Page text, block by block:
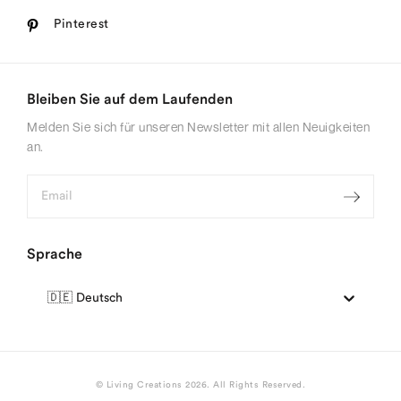
Pinterest
Bleiben Sie auf dem Laufenden
Melden Sie sich für unseren Newsletter mit allen Neuigkeiten
an.
Sprache
🇩🇪 Deutsch
© Living Creations 2026. All Rights Reserved.